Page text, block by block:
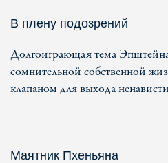
В плену подозрений
Долгоиграющая тема
сомнительной собственной
клапаном для выхода
Маятник Пхеньяна